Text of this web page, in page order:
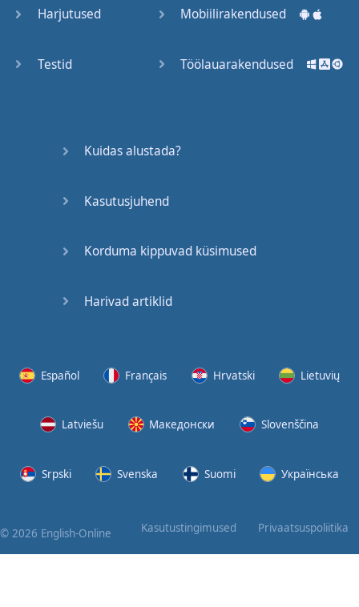
Harjutused
Testid
Mobiilirakendused
Töölauarakendused
Kuidas alustada?
Kasutusjuhend
Korduma kippuvad küsimused
Harivad artiklid
Español Français Hrvatski Lietuvių
Latviešu Македонски Slovenščina
Srpski Svenska Suomi Українська
© 2026 English-Online Kasutustingimused Privaatsuspoliitika